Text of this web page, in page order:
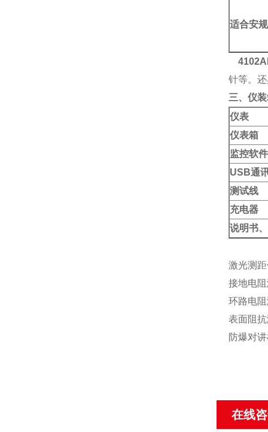
适合安规
针等。
三、 仪
仪表
仪表箱
监控软
USB通
测试线
充电器
说明书
激光测
接地电
环路电
表面阻
防爆对
在线